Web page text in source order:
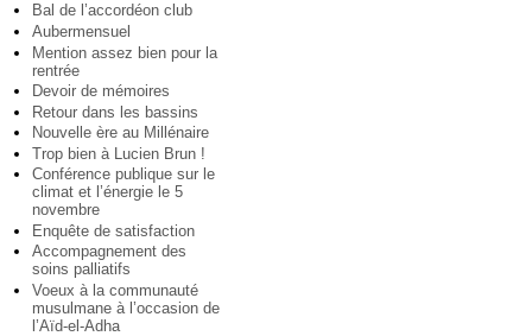
Bal de l’accordéon club
Aubermensuel
Mention assez bien pour la
rentrée
Devoir de mémoires
Retour dans les bassins
Nouvelle ère au Millénaire
Trop bien à Lucien Brun !
Conférence publique sur le
climat et l’énergie le 5
novembre
Enquête de satisfaction
Accompagnement des
soins palliatifs
Voeux à la communauté
musulmane à l’occasion de
l’Aïd-el-Adha